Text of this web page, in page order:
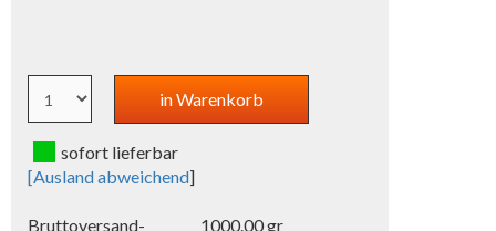
sofort lieferbar
[Ausland abweichend]
Bruttoversand- 1000.00 gr